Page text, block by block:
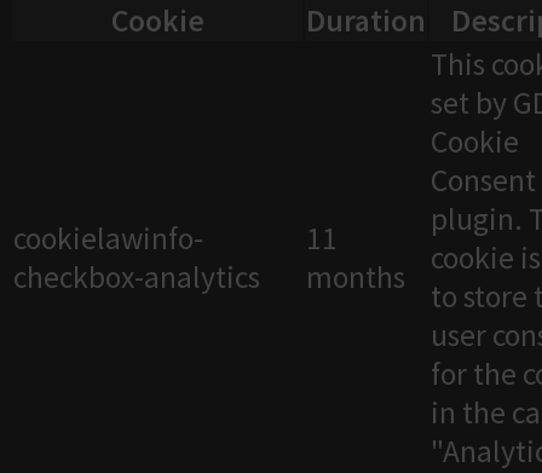
Cookie
Duration
cookielawinfo-
checkbox-analytics
11
months
This
set by
Cookie
Consent
plugin.
cookie
to store
user
for the
in the